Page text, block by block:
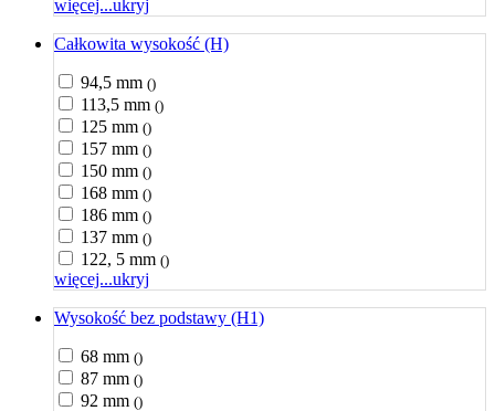
więcej...ukryj
Całkowita wysokość (H)
94,5 mm ()
113,5 mm ()
125 mm ()
157 mm ()
150 mm ()
168 mm ()
186 mm ()
137 mm ()
122, 5 mm ()
więcej...ukryj
Wysokość bez podstawy (H1)
68 mm ()
87 mm ()
92 mm ()